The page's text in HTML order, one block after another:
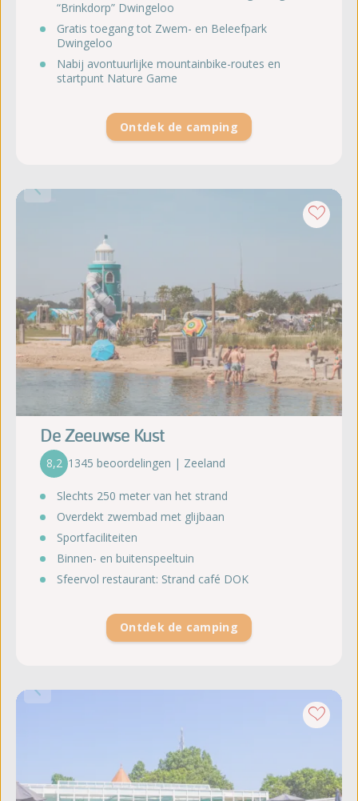
“Brinkdorp” Dwingeloo
Gratis toegang tot Zwem- en Beleefpark
Dwingeloo
Nabij avontuurlijke mountainbike-routes en
startpunt Nature Game
Ontdek de camping
De Zeeuwse Kust
8,2 1345 beoordelingen | Zeeland
Slechts 250 meter van het strand
Overdekt zwembad met glijbaan
Sportfaciliteiten
Binnen- en buitenspeeltuin
Sfeervol restaurant: Strand café DOK
Ontdek de camping